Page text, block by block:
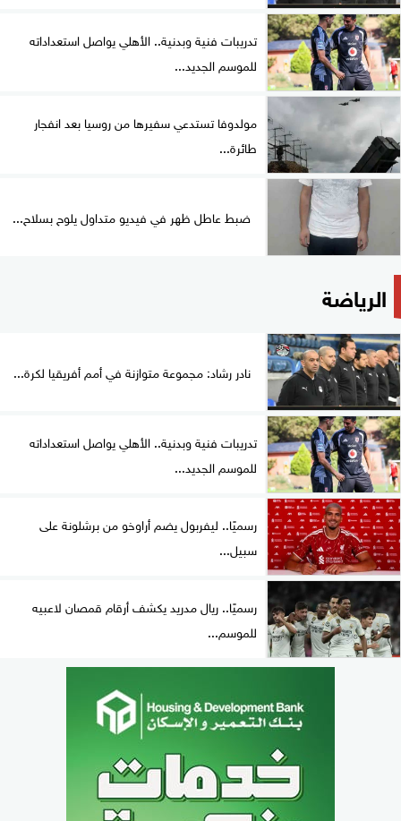
تدريبات فنية وبدنية.. الأهلي يواصل استعداداته
للموسم الجديد...
مولدوفا تستدعي سفيرها من روسيا بعد انفجار
طائرة...
ضبط عاطل ظهر في فيديو متداول يلوح بسلاح...
الرياضة
نادر رشاد: مجموعة متوازنة في أمم أفريقيا لكرة...
تدريبات فنية وبدنية.. الأهلي يواصل استعداداته
للموسم الجديد...
رسميًا.. ليفربول يضم أراوخو من برشلونة على
سبيل...
رسميًا.. ريال مدريد يكشف أرقام قمصان لاعبيه
للموسم...